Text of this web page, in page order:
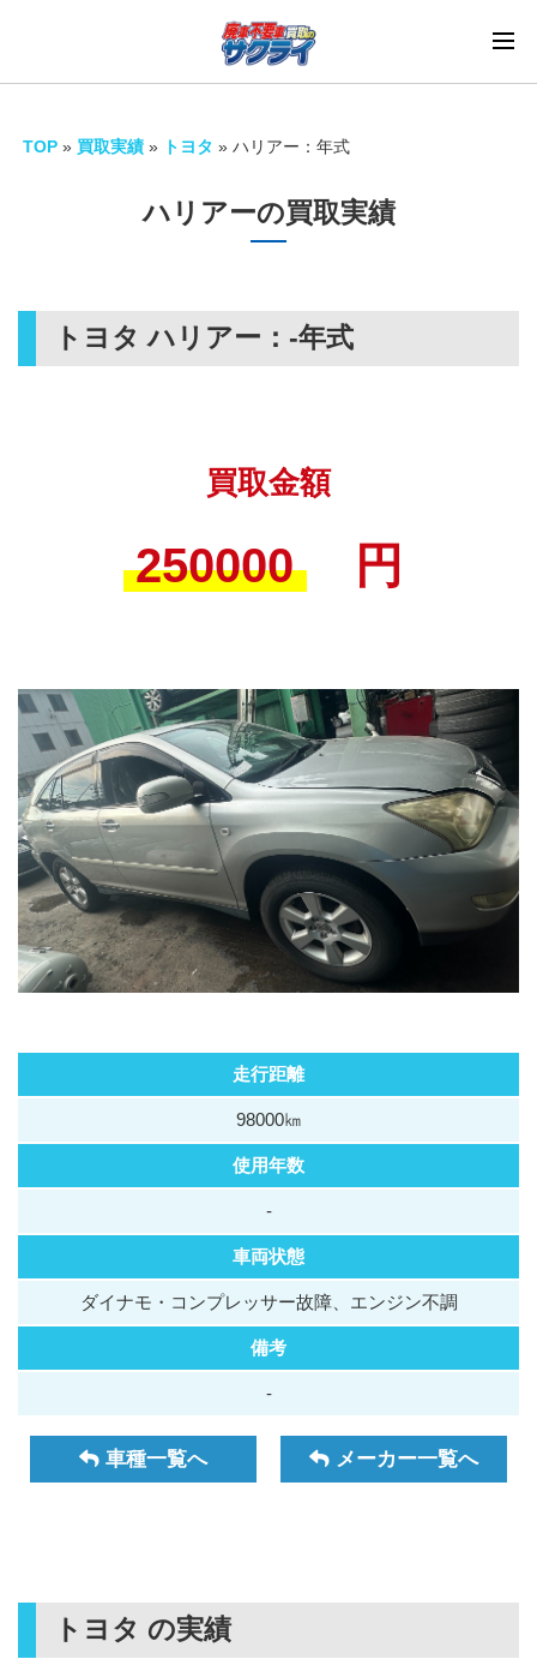
TOP » 買取実績 » トヨタ » ハリアー：年式
ハリアーの買取実績
トヨタ ハリアー： -年式
買取金額
250000 円
走行距離
98000㎞
使用年数
-
車両状態
ダイナモ・コンプレッサー故障、エンジン不調
備考
-
車種一覧へ メーカー一覧へ
トヨタ の実績